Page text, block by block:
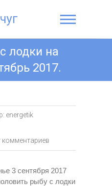
лодки на
2017.
energetik
комментариев
3 сентября 2017
рыбу с лодки